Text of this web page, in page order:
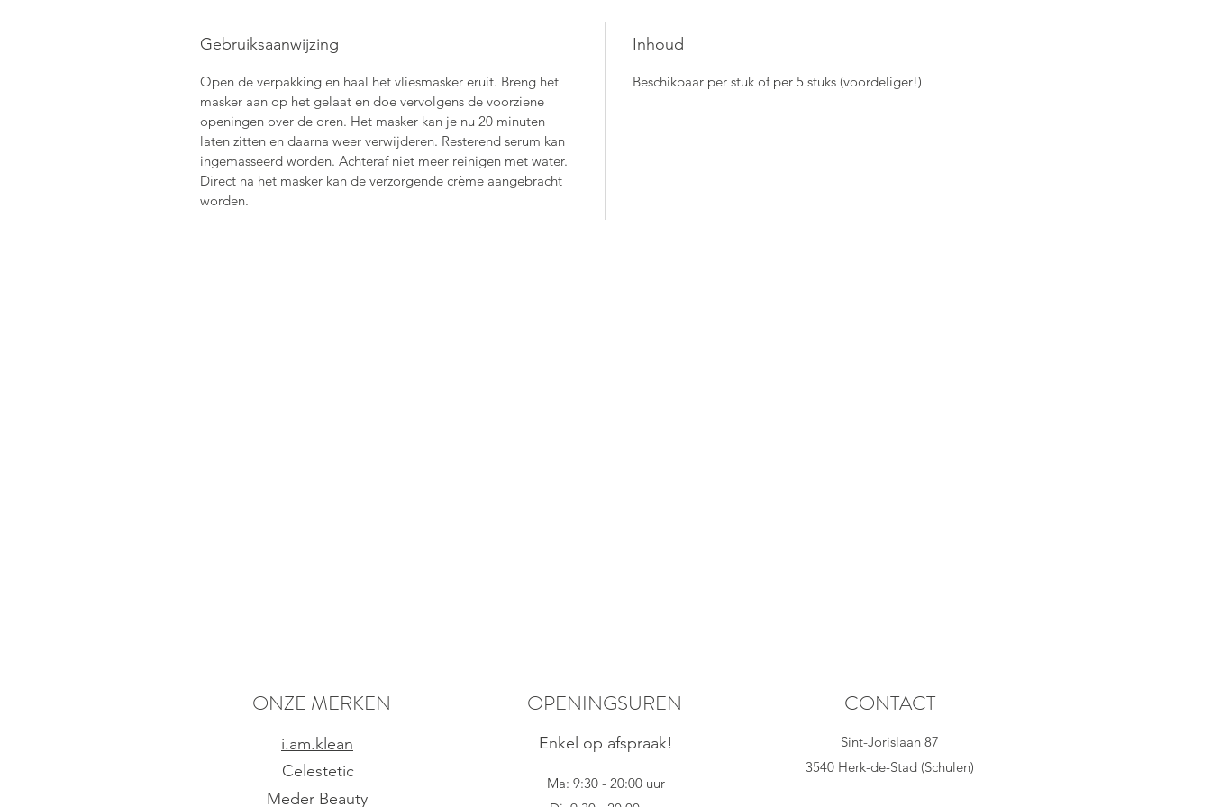
Avondje uit geweest? Dan is dit je go-to
Gebruiksaanwijzing
Open de verpakking en haal het vliesmasker eruit. Breng het
masker aan op het gelaat en doe vervolgens de voorziene
openingen over de oren. Het masker kan je nu 20 minuten
laten zitten en daarna weer verwijderen. Resterend serum kan
ingemasseerd worden. Achteraf niet meer reinigen met water.
Direct na het masker kan de verzorgende crème aangebracht
worden.
Inhoud
Beschikbaar per stuk of per 5 stuks (voordeliger!)
OPENINGSUREN CONTACT
ONZE MERKEN
i.am.klean
Celestetic
Meder Beauty
Sint-Jorislaan 87
3540 Herk-de-Stad (Schulen)
Enkel op afspraak!
Ma: 9:30 - 20:00 uur